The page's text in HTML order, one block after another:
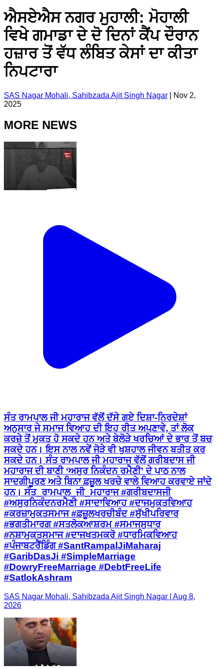
ਐਸਏਐਸ ਨਗਰ ਮੁਹਾਲੀ: ਮੋਹਾਲੀ
ਵਿਖੇ ਗਮਾਡਾ ਦੇ ਦੋ ਦਿਨਾਂ ਕੈਂਪ ਦੌਰਾਨ
ਹਜ਼ਾਰ ਤੋਂ ਵੱਧ ਲੰਬਿਤ ਕੇਸਾਂ ਦਾ ਕੀਤਾ
ਨਿਪਟਾਰਾ
SAS Nagar Mohali, Sahibzada Ajit Singh Nagar
Nov 2,
2025
MORE NEWS
ਸੰਤ ਰਾਮਪਾਲ ਜੀ ਮਹਾਰਾਜ ਵੱਲੋਂ ਦੱਸੇ ਗਏ ਦਿਸ਼ਾ-ਨਿਰਦੇਸ਼ਾਂ
ਅਨੁਸਾਰ ਜੇ ਸਮਾਜ ਵਿਆਹ ਦੀ ਇਹ ਰੀਤ ਅਪਣਾਵੇ, ਤਾਂ ਲੋਕ
ਕਰਜ਼ੇ ਤੋਂ ਮੁਕਤ ਹੋ ਸਕਦੇ ਹਨ ਅਤੇ ਬੇਲੋੜੇ ਖਰਚਿਆਂ ਦੇ ਭਾਰ ਤੋਂ ਬਚ
ਸਕਦੇ ਹਨ। ਇਸ ਨਾਲ ਨਵੇਂ ਜੋੜੇ ਵੀ ਖੁਸ਼ਹਾਲ ਜੀਵਨ ਬਤੀਤ ਕਰ
ਸਕਦੇ ਹਨ। ਸੰਤ ਰਾਮਪਾਲ ਜੀ ਮਹਾਰਾਜ ਵੱਲੋਂ ਗਰੀਬਦਾਸ ਜੀ
ਮਹਾਰਾਜ ਦੀ ਬਾਣੀ ‘ਅਸੁਰ ਨਿਕੰਦਨ ਰਮੈਣੀ’ ਦੇ ਪਾਠ ਨਾਲ
ਸਾਦਗੀਪੂਰਣ ਅਤੇ ਬਿਨਾ ਫ਼ਜ਼ੂਲ ਖਰਚੇ ਵਾਲੇ ਵਿਆਹ ਕਰਵਾਏ ਜਾਂਦੇ
ਹਨ। ਸੰਤ_ਰਾਮਪਾਲ_ਜੀ_ਮਹਾਰਾਜ #ਗਰੀਬਦਾਸਜੀ
#ਅਸੁਰਨਿਕੰਦਨਰਮੈਣੀ #ਸਾਦਾਵਿਆਹ #ਦਾਜਮੁਕਤਵਿਆਹ
#ਕਰਜ਼ਾਮੁਕਤਸਮਾਜ #ਫ਼ਜ਼ੂਲਖਰਚੀਬੰਦ #ਸੁੱਖੀਪਰਿਵਾਰ
#ਭਗਤੀਮਾਰਗ #ਸਤਲੋਕਆਸ਼ਰਮ #ਸਮਾਜਸੁਧਾਰ
#ਨਸ਼ਾਮੁਕਤਸਮਾਜ #ਦਾਜਖਤਮਕਰੋ #ਧਾਰਮਿਕਵਿਆਹ
#ਪੰਜਾਬਟਰੈਂਡਿੰਗ #SantRampalJiMaharaj
#GaribDasJi #SimpleMarriage
#DowryFreeMarriage #DebtFreeLife
#SatlokAshram
SAS Nagar Mohali, Sahibzada Ajit Singh Nagar | Aug 8,
2026